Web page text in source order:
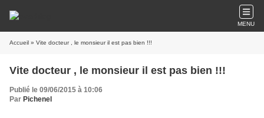
MENU
Accueil » Vite docteur , le monsieur il est pas bien !!!
Vite docteur , le monsieur il est pas bien !!!
Publié le 09/06/2015 à 10:06
Par Pichenel